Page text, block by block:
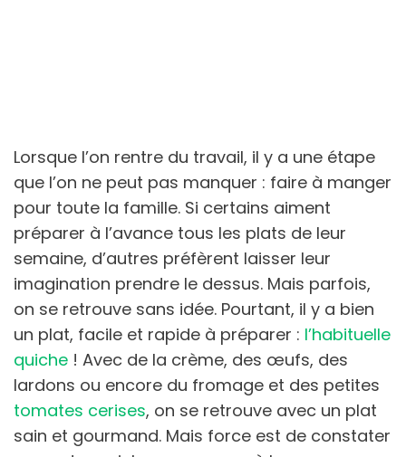
Lorsque l’on rentre du travail, il y a une étape
que l’on ne peut pas manquer : faire à manger
pour toute la famille. Si certains aiment
préparer à l’avance tous les plats de leur
semaine, d’autres préfèrent laisser leur
imagination prendre le dessus. Mais parfois,
on se retrouve sans idée. Pourtant, il y a bien
un plat, facile et rapide à préparer : l’habituelle
quiche ! Avec de la crème, des œufs, des
lardons ou encore du fromage et des petites
tomates cerises, on se retrouve avec un plat
sain et gourmand. Mais force est de constater